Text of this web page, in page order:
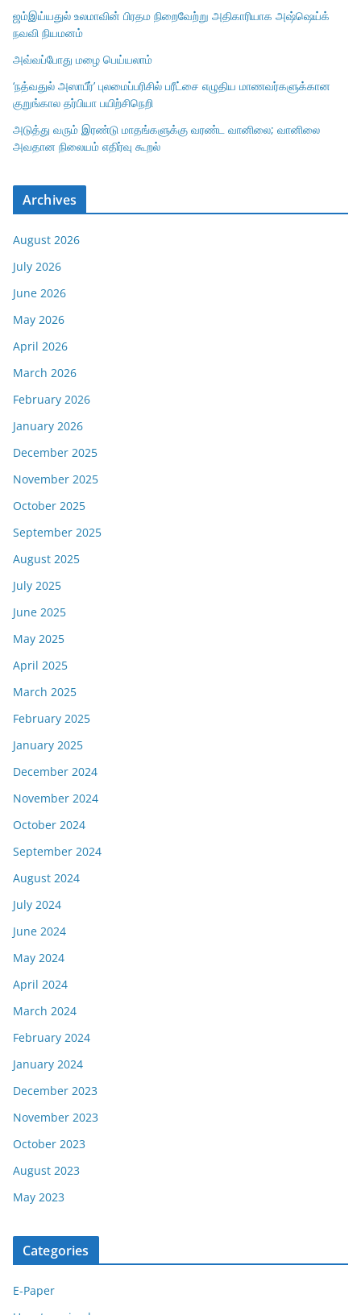
ஜம்இய்யதுல் உலமாவின் பிரதம நிறைவேற்று அதிகாரியாக அஷ்ஷெய்க்
நவவி நியமனம்
அவ்வப்போது மழை பெய்யலாம்
‘நத்வதுல் அஸாபீர்’ புலமைப்பரிசில் பரீட்சை எழுதிய மாணவர்களுக்கான
குறுங்கால தர்பியா பயிற்சிநெறி
அடுத்து வரும் இரண்டு மாதங்களுக்கு வரண்ட வானிலை; வானிலை
அவதான நிலையம் எதிர்வு கூறல்
Archives
August 2026
July 2026
June 2026
May 2026
April 2026
March 2026
February 2026
January 2026
December 2025
November 2025
October 2025
September 2025
August 2025
July 2025
June 2025
May 2025
April 2025
March 2025
February 2025
January 2025
December 2024
November 2024
October 2024
September 2024
August 2024
July 2024
June 2024
May 2024
April 2024
March 2024
February 2024
January 2024
December 2023
November 2023
October 2023
August 2023
May 2023
Categories
E-Paper